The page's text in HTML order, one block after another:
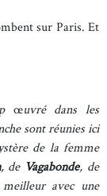
sur Paris. Et
œuvré dans les
sont réunies ici
de la femme
, de Vagabonde, de
avec une